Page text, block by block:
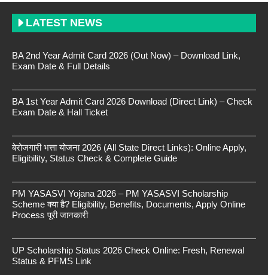
LATEST NEWS
BA 2nd Year Admit Card 2026 (Out Now) – Download Link,
Exam Date & Full Details
BA 1st Year Admit Card 2026 Download (Direct Link) – Check
Exam Date & Hall Ticket
बेरोजगारी भत्ता योजना 2026 (All State Direct Links): Online Apply,
Eligibility, Status Check & Complete Guide
PM YASASVI Yojana 2026 – PM YASASVI Scholarship
Scheme क्या है? Eligibility, Benefits, Documents, Apply Online
Process पूरी जानकारी
UP Scholarship Status 2026 Check Online: Fresh, Renewal
Status & PFMS Link